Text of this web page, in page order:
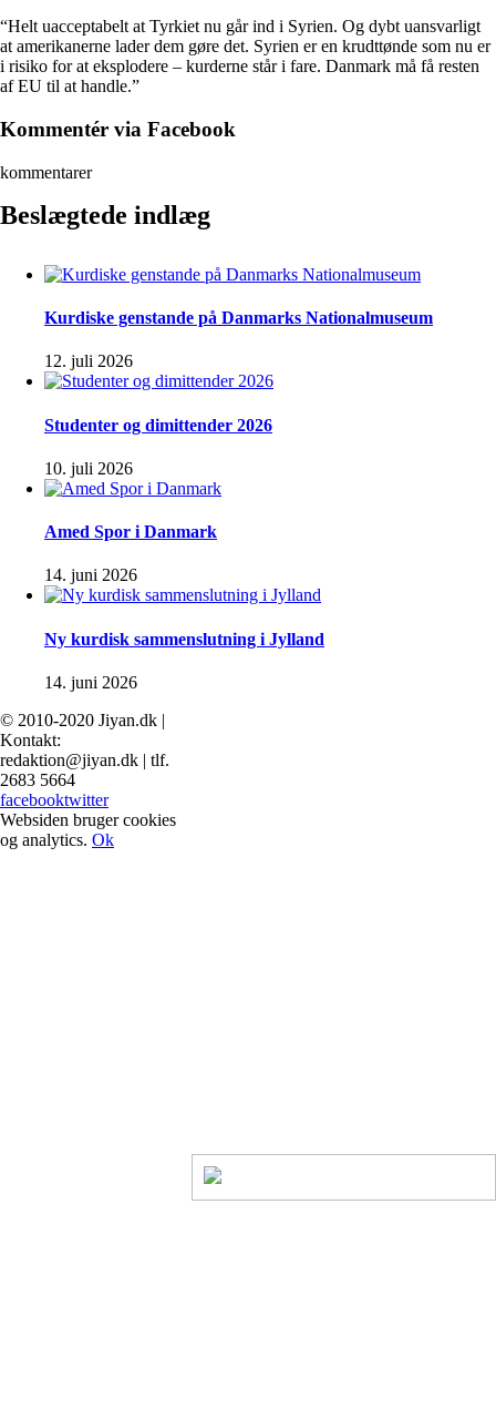
“Helt uacceptabelt at Tyrkiet nu går ind i Syrien. Og dybt uansvarligt
at amerikanerne lader dem gøre det. Syrien er en krudttønde som nu er
i risiko for at eksplodere – kurderne står i fare. Danmark må få resten
af EU til at handle.”
Kommentér via Facebook
kommentarer
Beslægtede indlæg
Kurdiske genstande på Danmarks Nationalmuseum
12. juli 2026
Studenter og dimittender 2026
10. juli 2026
Amed Spor i Danmark
14. juni 2026
Ny kurdisk sammenslutning i Jylland
14. juni 2026
© 2010-2020 Jiyan.dk |
Kontakt:
redaktion@jiyan.dk | tlf.
2683 5664
facebooktwitter
Websiden bruger cookies
og analytics. Ok